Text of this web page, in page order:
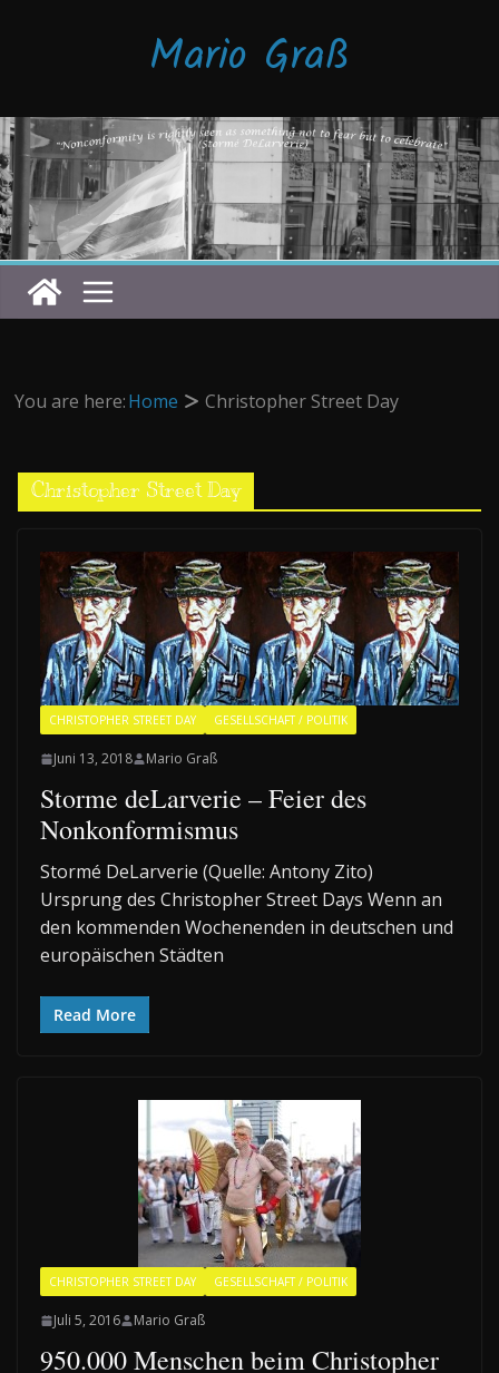
Mario Graß
You are here:Home Christopher Street Day
Christopher Street Day
CHRISTOPHER STREET DAY GESELLSCHAFT / POLITIK
Juni 13, 2018 Mario Graß
Storme deLarverie – Feier des
Nonkonformismus
Stormé DeLarverie (Quelle: Antony Zito)
Ursprung des Christopher Street Days Wenn an
den kommenden Wochenenden in deutschen und
europäischen Städten
Read More
CHRISTOPHER STREET DAY GESELLSCHAFT / POLITIK
Juli 5, 2016 Mario Graß
950.000 Menschen beim Christopher